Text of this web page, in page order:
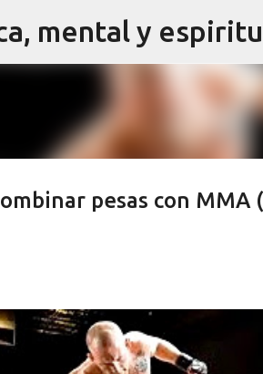
mental y
pesas con MMA